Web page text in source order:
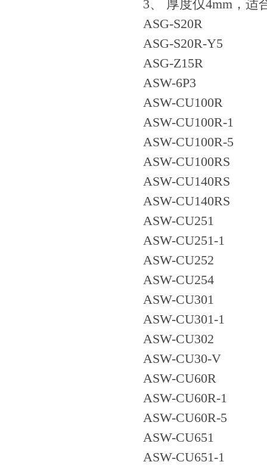
3、 厚度仅4mm，适
ASG-S20R
ASG-S20R-Y5
ASG-Z15R
ASW-6P3
ASW-CU100R
ASW-CU100R-1
ASW-CU100R-5
ASW-CU100RS
ASW-CU140RS
ASW-CU140RS
ASW-CU251
ASW-CU251-1
ASW-CU252
ASW-CU254
ASW-CU301
ASW-CU301-1
ASW-CU302
ASW-CU30-V
ASW-CU60R
ASW-CU60R-1
ASW-CU60R-5
ASW-CU651
ASW-CU651-1